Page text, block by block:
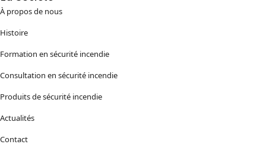
À propos de nous
Histoire
Formation en sécurité incendie
Consultation en sécurité incendie
Produits de sécurité incendie
Actualités
Contact